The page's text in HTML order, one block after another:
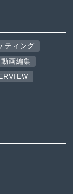
ティング
動画編集